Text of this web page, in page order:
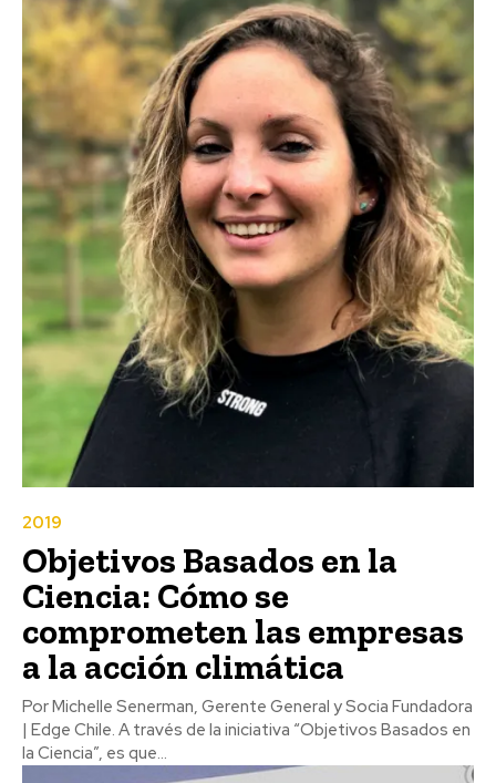
2019
Objetivos Basados en la
Ciencia: Cómo se
comprometen las empresas
a la acción climática
Por Michelle Senerman, Gerente General y Socia Fundadora
| Edge Chile. A través de la iniciativa “Objetivos Basados en
la Ciencia”, es que...